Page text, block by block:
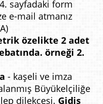
sayfadaki form
e-mail atmanız
özelikte 2 adet
örneği 2.
- kaşeli ve imza
Büyükelçiliğe
dilekçesi. Gidiş